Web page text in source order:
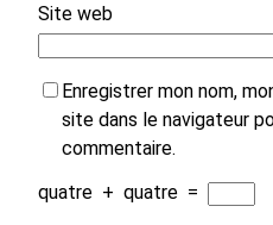
Site web
Enregistrer mon nom,
site dans le navigateur
commentaire.
quatre + quatre =